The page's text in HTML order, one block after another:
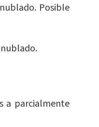
Posible
a parcialmente